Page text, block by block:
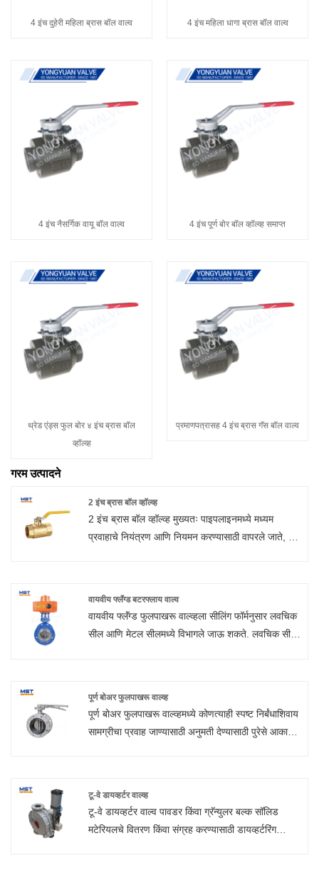
4 इंच दुहेरी महिला ब्रास बॉल वाल्व 4 इंच महिला धागा ब्रास बॉल वाल्व
4 इंच नैसर्गिक वायू बॉल वाल्व 4 इंच पूर्ण बोर बॉल व्हॉल्व्ह समाप्त
थ्रेड एंड्स फुल बोर ४ इंच ब्रास बॉल
व्हॉल्व्ह
प्रमाणपत्रासह 4 इंच ब्रास गॅस बॉल वाल्व
गरम उत्पादने
2 इंच ब्रास बॉल व्हॉल्व्ह
2 इंच ब्रास बॉल व्हॉल्व्ह मुख्यतः पाइपलाइनमध्ये मध्यम
प्रवाहाचे नियंत्रण आणि नियमन करण्यासाठी वापरले जाते, जे
क्लीनर, एक्स्टेंशन वँड्स आणि वॉटर ब्रूम्स. हे प्रेशर वॉशर
बॉल व्हॉल्व्ह उत्तम वेळ वाचवणारे आहेत.
वायवीय फ्लॅंग्ड बटरफ्लाय वाल्व
वायवीय फ्लॅंग्ड फुलपाखरू वाल्व्हला सीलिंग फॉर्मनुसार लवचिक
सील आणि मेटल सीलमध्ये विभागले जाऊ शकते. लवचिक सील
कामगिरीचे फायदे आहेत. क्लिप प्रकार बटरफ्लाय वाल्व्हच्या
तुलनेत वायवीय फ्लॅंग्ड फुलपाखरू वाल्वमध्ये उच्च दाब
प्रतिकार असतो. सामान्यत: फ्लेंज प्रकारातील फुलपाखरू
पूर्ण बोअर फुलपाखरू वाल्व्ह
पूर्ण बोअर फुलपाखरू वाल्व्हमध्ये कोणत्याही स्पष्ट निर्बंधाशिवाय
सामग्रीचा प्रवाह जाण्यासाठी अनुमती देण्यासाठी पुरेसे आकाराचे
वापरला जातो, जेथे लॉजिस्टिक थांबविणे किंवा समर्पित करणे
आवश्यक आहे. माईलस्टोन वाल्व्ह कंपनीने तयार केलेल्या पूर्ण
बोरफ्लाय वाल्व्हमध्ये उत्कृष्ट गुणवत्ता, स्थिर कामगिरी आणि
टू-वे डायव्हर्टर वाल्व्ह
टू-वे डायव्हर्टर वाल्व पावडर किंवा ग्रॅन्युलर बल्क सॉलिड
मटेरियलचे वितरण किंवा संग्रह करण्यासाठी डायव्हर्टरिंग